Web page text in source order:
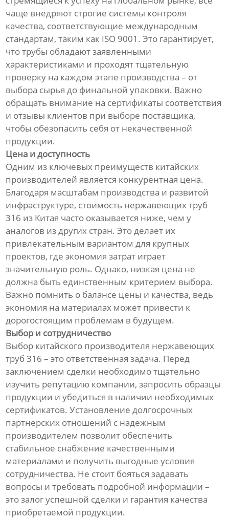
чаще внедряют строгие системы контроля
качества, соответствующие международным
стандартам, таким как ISO 9001. Это гарантирует,
что трубы обладают заявленными
характеристиками и проходят тщательную
проверку на каждом этапе производства – от
выбора сырья до финальной упаковки. Важно
обращать внимание на сертификаты соответствия
и отзывы клиентов при выборе поставщика,
чтобы обезопасить себя от некачественной
продукции.
Цена и доступность
Одним из ключевых преимуществ китайских
производителей является конкурентная цена.
Благодаря масштабам производства и развитой
инфраструктуре, стоимость нержавеющих труб
316 из Китая часто оказывается ниже, чем у
аналогов из других стран. Это делает их
привлекательным вариантом для крупных
проектов, где экономия затрат играет
значительную роль. Однако, низкая цена не
должна быть единственным критерием выбора.
Важно помнить о балансе цены и качества, ведь
экономия на материалах может привести к
дорогостоящим проблемам в будущем.
Выбор и сотрудничество
Выбор китайского производителя нержавеющих
труб 316 – это ответственная задача. Перед
заключением сделки необходимо тщательно
изучить репутацию компании, запросить образцы
продукции и убедиться в наличии необходимых
сертификатов. Установление долгосрочных
партнерских отношений с надежным
производителем позволит обеспечить
стабильное снабжение качественными
материалами и получить выгодные условия
сотрудничества. Не стоит бояться задавать
вопросы и требовать подробной информации –
это залог успешной сделки и гарантия качества
приобретаемой продукции.